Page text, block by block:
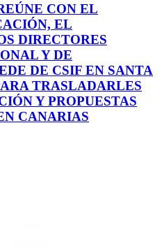
CON EL
EL
DIRECTORES
Y DE
DE CSIF EN SANTA
TRASLADARLES
Y PROPUESTAS
CANARIAS